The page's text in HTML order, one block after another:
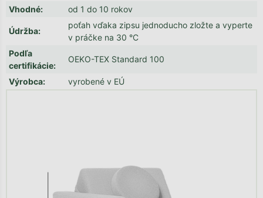
Vhodné: od 1 do 10 rokov
Údržba:
poťah vďaka zipsu jednoducho zložte a vyperte
v práčke na 30 °C
Podľa
certifikácie:
OEKO-TEX Standard 100
Výrobca: vyrobené v EÚ